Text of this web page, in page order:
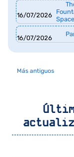
16/07/2026
Space
16/07/2026
Más antiguos